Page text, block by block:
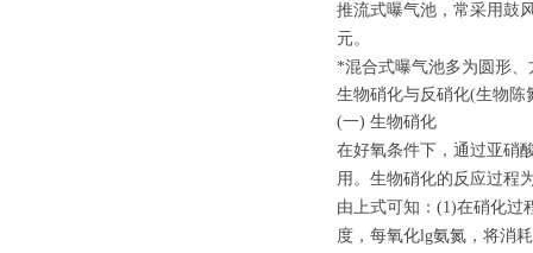
推流式曝气池，常采用鼓
元。
*混合式曝气池多为圆形
生物硝化与反硝化(生物陈
(一) 生物硝化
在好氧条件下，通过亚硝
用。生物硝化的反应过程
由上式可知：(1)在硝化过
度，每氧化lg氨氮，将消